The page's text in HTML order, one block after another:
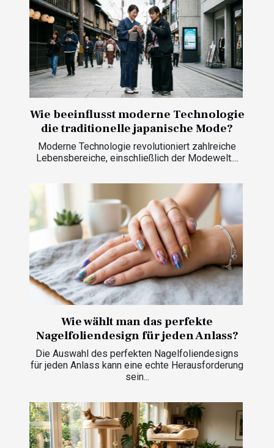
Wie beeinflusst moderne Technologie
die traditionelle japanische Mode?
Moderne Technologie revolutioniert zahlreiche
Lebensbereiche, einschließlich der Modewelt....
Wie wählt man das perfekte
Nagelfoliendesign für jeden Anlass?
Die Auswahl des perfekten Nagelfoliendesigns
für jeden Anlass kann eine echte Herausforderung
sein...